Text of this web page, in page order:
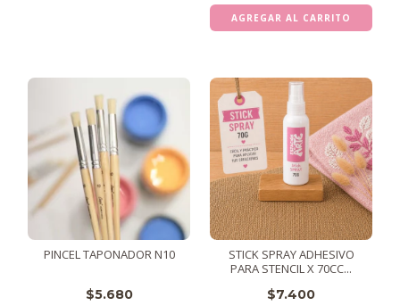
PINCEL TAPONADOR N10
$5.680
STICK SPRAY ADHESIVO
PARA STENCIL X 70CC...
$7.400